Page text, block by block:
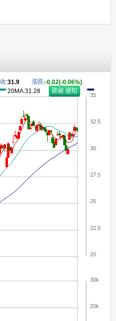
20
22.5
25
27.5
30
32.5
35
20k
30k
收:31.9 漲跌:-0.02(-0.06%)
20MA:31.28